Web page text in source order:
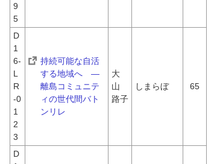
9
5
D
1
6-
L
R
-0
1
2
3
持続可能な自活
する地域へ　―
離島コミュニテ
ィの世代間バト
ンリレ
大
山
路子
しまらぼ 65
D